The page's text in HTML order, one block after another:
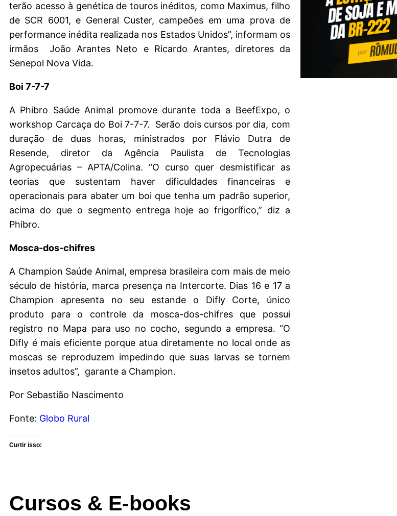
terão acesso à genética de touros inéditos, como Maximus, filho
de SCR 6001, e General Custer, campeões em uma prova de
performance inédita realizada nos Estados Unidos”, informam os
irmãos João Arantes Neto e Ricardo Arantes, diretores da
Senepol Nova Vida.
Boi 7-7-7
A Phibro Saúde Animal promove durante toda a BeefExpo, o
workshop Carcaça do Boi 7-7-7. Serão dois cursos por dia, com
duração de duas horas, ministrados por Flávio Dutra de
Resende, diretor da Agência Paulista de Tecnologias
Agropecuárias – APTA/Colina. “O curso quer desmistificar as
teorias que sustentam haver dificuldades financeiras e
operacionais para abater um boi que tenha um padrão superior,
acima do que o segmento entrega hoje ao frigorífico,” diz a
Phibro.
Mosca-dos-chifres
A Champion Saúde Animal, empresa brasileira com mais de meio
século de história, marca presença na Intercorte. Dias 16 e 17 a
Champion apresenta no seu estande o Difly Corte, único
produto para o controle da mosca-dos-chifres que possui
registro no Mapa para uso no cocho, segundo a empresa. “O
Difly é mais eficiente porque atua diretamente no local onde as
moscas se reproduzem impedindo que suas larvas se tornem
insetos adultos”, garante a Champion.
Por Sebastião Nascimento
Fonte: Globo Rural
Curtir isso:
Cursos & E-books